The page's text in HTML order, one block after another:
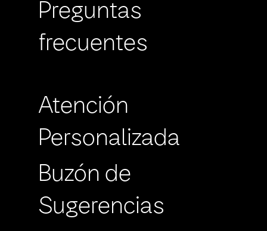
Preguntas
frecuentes
Atención
Personalizada
Buzón de
Sugerencias